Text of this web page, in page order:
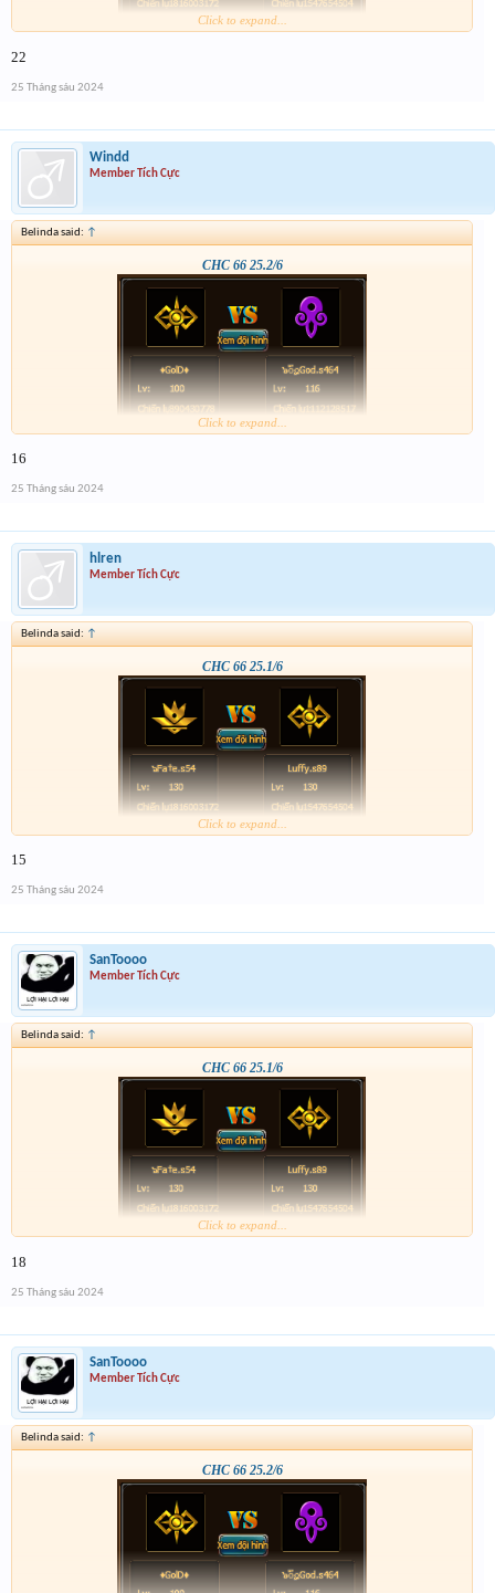
Click to expand...
22
25 Tháng sáu 2024
Windd
Member Tích Cực
Belinda said: ↑
CHC 66 25.2/6
Click to expand...
16
25 Tháng sáu 2024
hlren
Member Tích Cực
Belinda said: ↑
CHC 66 25.1/6
Click to expand...
15
25 Tháng sáu 2024
SanToooo
Member Tích Cực
Belinda said: ↑
CHC 66 25.1/6
Click to expand...
18
25 Tháng sáu 2024
SanToooo
Member Tích Cực
Belinda said: ↑
CHC 66 25.2/6